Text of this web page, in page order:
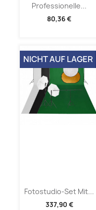
Professionelle...
80,36 €
Fotostudio-Set Mit...
337,90 €
NICHT AUF LAGER